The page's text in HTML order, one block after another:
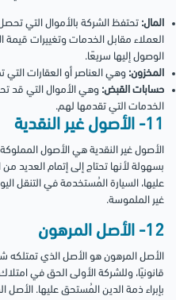
المال: تحتفظ الشركة بالأموال التي
العملاء مقابل الخدمات وتغييرات قيمة
الوصول إليها سريعًا.
المخزون: وهي العناصر أو العقارات التي
حسابات القبض: وهي الأموال التي قد
الخدمات التي تقدمها لهم.
11- الأصول غير النقدية
الأصول غير النقدية هي الأصول
بسهولة لأنها تحتاج إلى إتمام العديد
عليها، السيارة المُستخدمة في التنقل
غير الملموسة.
12- الأصل المرهون
الأصل المرهون هو الأصل الذي تمتلكه
قانونيًا، وللشركة الأولى الحق في
بإبراء ذمة الدين المُستحق عليها.